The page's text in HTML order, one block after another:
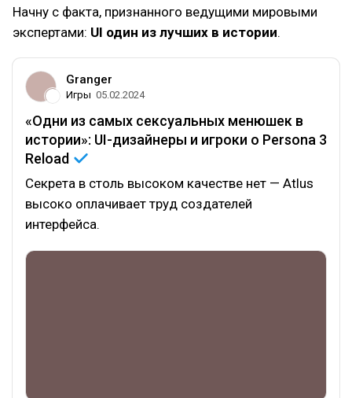
Начну с факта, признанного ведущими мировыми
экспертами: UI один из лучших в истории.
Granger
Игры 05.02.2024
«Одни из самых сексуальных менюшек в
истории»: UI-дизайнеры и игроки о Persona 3
Reload
Секрета в столь высоком качестве нет — Atlus
высоко оплачивает труд создателей
интерфейса.